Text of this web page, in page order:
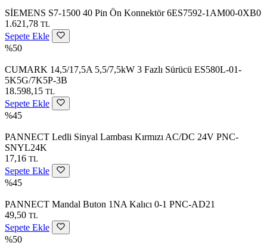
SİEMENS S7-1500 40 Pin Ön Konnektör 6ES7592-1AM00-0XB0
1.621,78 TL
Sepete Ekle
%50
CUMARK 14,5/17,5A 5,5/7,5kW 3 Fazlı Sürücü ES580L-01-
5K5G/7K5P-3B
18.598,15 TL
Sepete Ekle
%45
PANNECT Ledli Sinyal Lambası Kırmızı AC/DC 24V PNC-
SNYL24K
17,16 TL
Sepete Ekle
%45
PANNECT Mandal Buton 1NA Kalıcı 0-1 PNC-AD21
49,50 TL
Sepete Ekle
%50